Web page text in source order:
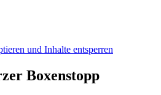
und Inhalte entsperren
Boxenstopp